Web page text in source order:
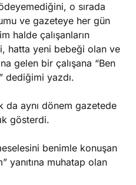
o sırada
ve gazeteye her gün
halde çalışanların
hatta yeni bebeği olan ve
gelen bir çalışana “Ben
dediğimi yazdı.
da aynı dönem gazetede
gösterdi.
benimle konuşan
yanıtına muhatap olan